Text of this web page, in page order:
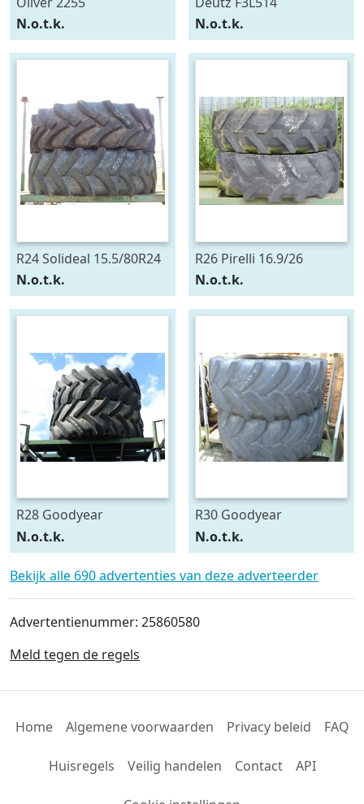
N.o.t.k.
N.o.t.k.
R24 Solideal 15.5/80R24
N.o.t.k.
R26 Pirelli 16.9/26
N.o.t.k.
R28 Goodyear
540/75R28
N.o.t.k.
R30 Goodyear
600/70R30
N.o.t.k.
Bekijk alle 690 advertenties van deze adverteerder
Advertentienummer: 25860580
Meld tegen de regels
Home Algemene voorwaarden Privacy beleid FAQ
Huisregels Veilig handelen Contact API